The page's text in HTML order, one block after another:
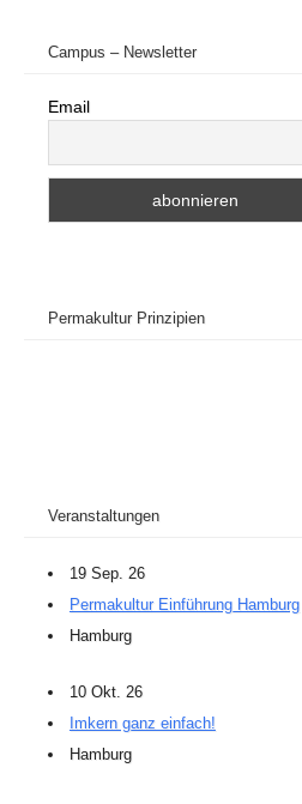
Campus – Newsletter
Email
Permakultur Prinzipien
Veranstaltungen
19 Sep. 26
Permakultur Einführung Hamburg
Hamburg
10 Okt. 26
Imkern ganz einfach!
Hamburg